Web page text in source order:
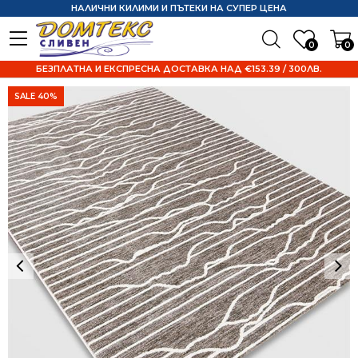
0 0
НАЛИЧНИ КИЛИМИ И ПЪТЕКИ НА СУПЕР ЦЕНА
БЕЗПЛАТНА И ЕКСПРЕСНА ДОСТАВКА НАД €153.39 / 300ЛВ.
SALE 40%